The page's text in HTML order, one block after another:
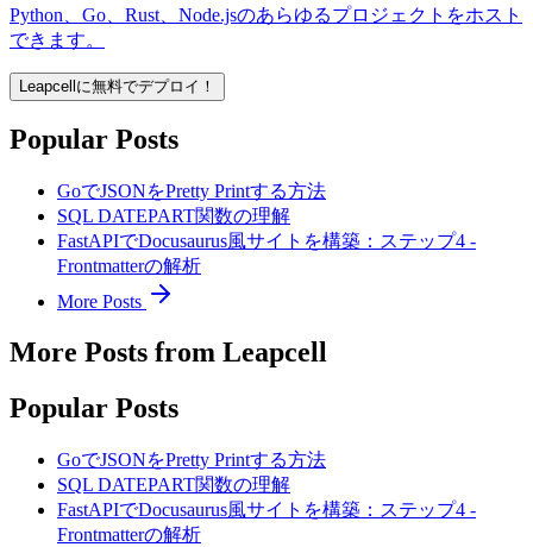
Python、Go、Rust、Node.jsのあらゆるプロジェクトをホスト
できます。
Leapcellに無料でデプロイ！
Popular Posts
GoでJSONをPretty Printする方法
SQL DATEPART関数の理解
FastAPIでDocusaurus風サイトを構築：ステップ4 -
Frontmatterの解析
More Posts
More Posts from Leapcell
Popular Posts
GoでJSONをPretty Printする方法
SQL DATEPART関数の理解
FastAPIでDocusaurus風サイトを構築：ステップ4 -
Frontmatterの解析